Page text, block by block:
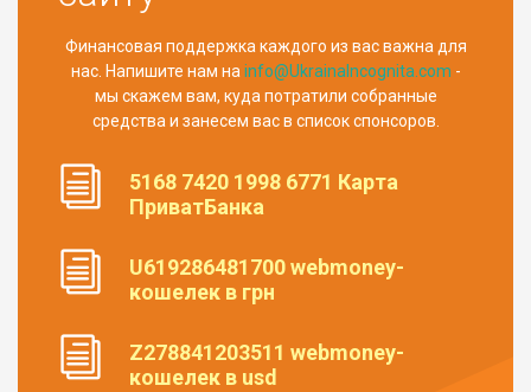
Финансовая поддержка каждого из вас важна для
нас. Напишите нам на info@UkrainaIncognita.com -
мы скажем вам, куда потратили собранные
средства и занесем вас в список спонсоров.
5168 7420 1998 6771 Карта
ПриватБанка
U619286481700 webmoney-
кошелек в грн
Z278841203511 webmoney-
кошелек в usd